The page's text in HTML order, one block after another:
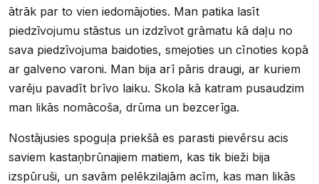
ātrāk par to vien iedomājoties. Man patika lasīt
piedzīvojumu stāstus un izdzīvot grāmatu kā daļu no
sava piedzīvojuma baidoties, smejoties un cīnoties kopā
ar galveno varoni. Man bija arī pāris draugi, ar kuriem
varēju pavadīt brīvo laiku. Skola kā katram pusaudzim
man likās nomācoša, drūma un bezcerīga.
Nostājusies spoguļa priekšā es parasti pievērsu acis
saviem kastaņbrūnajiem matiem, kas tik bieži bija
izspūruši, un savām pelēkzilajām acīm, kas man likās